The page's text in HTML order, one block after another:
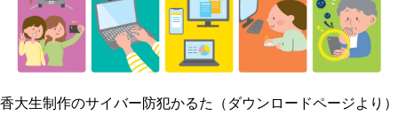
香大生制作のサイバー防犯かるた（ダウンロードページより）